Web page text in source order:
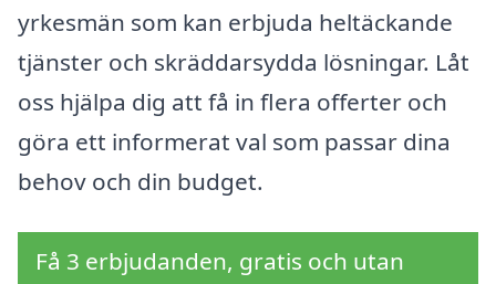
yrkesmän som kan erbjuda heltäckande
tjänster och skräddarsydda lösningar. Låt
oss hjälpa dig att få in flera offerter och
göra ett informerat val som passar dina
behov och din budget.
Få 3 erbjudanden, gratis och utan